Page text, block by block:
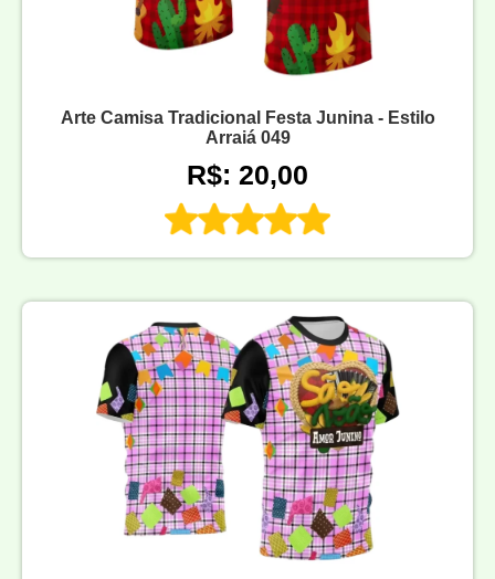
Arte Camisa Tradicional Festa Junina - Estilo
Arraiá 049
R$: 20,00